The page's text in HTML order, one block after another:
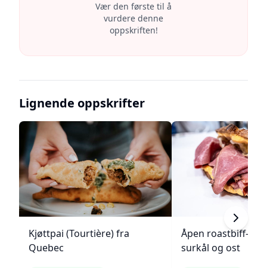
Vær den første til å
vurdere denne
oppskriften!
Lignende oppskrifter
Kjøttpai (Tourtière) fra
Quebec
Åpen roastbiff-
surkål og ost